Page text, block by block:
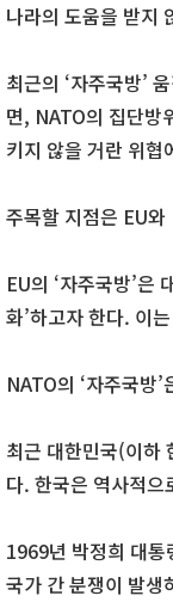
나라의 도움을 받지
최근의 ‘자주국방’
면, NATO의 집단방
키지 않을 거란 위협
주목할 지점은 EU와
EU의 ‘자주국방’은
화’하고자 한다. 이
NATO의 ‘자주국방
최근 대한민국(이하
다. 한국은 역사적으
1969년 박정희 대
국가 간 분쟁이 발생